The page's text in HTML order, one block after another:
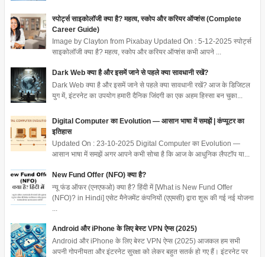
स्पोर्ट्स साइकोलॉजी क्या है? महत्व, स्कोप और करियर ऑप्शंस (Complete
Career Guide)
Image by Clayton from Pixabay Updated On : 5-12-2025 स्पोर्ट्स
साइकोलॉजी क्या है? महत्व, स्कोप और करियर ऑप्शंस कभी आपने ...
Dark Web क्या है और इसमें जाने से पहले क्या सावधानी रखें?
Dark Web क्या है और इसमें जाने से पहले क्या सावधानी रखें? आज के डिजिटल
युग में, इंटरनेट का उपयोग हमारी दैनिक जिंदगी का एक अहम हिस्सा बन चुका...
Digital Computer का Evolution — आसान भाषा में समझें | कंप्यूटर का
इतिहास
Updated On : 23-10-2025 Digital Computer का Evolution —
आसान भाषा में समझें अगर आपने कभी सोचा है कि आज के आधुनिक लैपटॉप या...
New Fund Offer (NFO) क्या है?
न्यू फंड ऑफर (एनएफओ) क्या है? हिंदी में [What is New Fund Offer
(NFO)? in Hindi] एसेट मैनेजमेंट कंपनियों (एएमसी) द्वारा शुरू की गई नई योजना
Android और iPhone के लिए बेस्ट VPN ऐप्स (2025)
Android और iPhone के लिए बेस्ट VPN ऐप्स (2025) आजकल हम सभी
अपनी गोपनीयता और इंटरनेट सुरक्षा को लेकर बहुत सतर्क हो गए हैं। इंटरनेट पर